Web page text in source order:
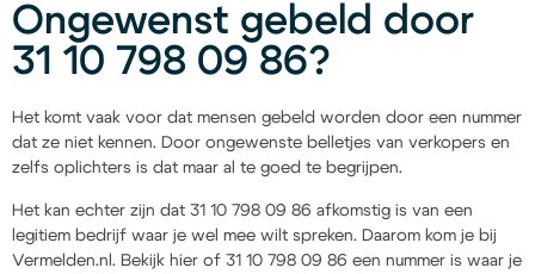
Ongewenst gebeld door
31 10 798 09 86?
Het komt vaak voor dat mensen gebeld worden door een nummer
dat ze niet kennen. Door ongewenste belletjes van verkopers en
zelfs oplichters is dat maar al te goed te begrijpen.
Het kan echter zijn dat 31 10 798 09 86 afkomstig is van een
legitiem bedrijf waar je wel mee wilt spreken. Daarom kom je bij
Vermelden.nl. Bekijk hier of 31 10 798 09 86 een nummer is waar je